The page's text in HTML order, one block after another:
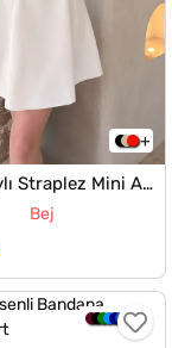
Taş Detaylı Straplez Mini Abiye Elbise
Bej